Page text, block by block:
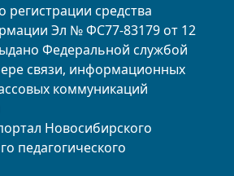
регистрации средства
Эл № ФС77-83179 от 12
Федеральной службой
связи, информационных
коммуникаций
Новосибирского
педагогического